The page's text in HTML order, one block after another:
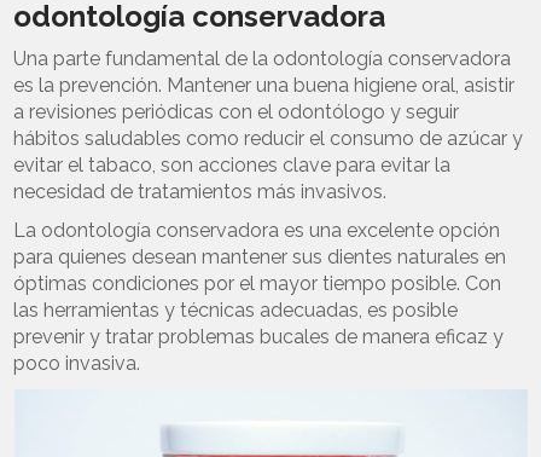
odontología conservadora
Una parte fundamental de la odontología conservadora
es la prevención. Mantener una buena higiene oral, asistir
a revisiones periódicas con el odontólogo y seguir
hábitos saludables como reducir el consumo de azúcar y
evitar el tabaco, son acciones clave para evitar la
necesidad de tratamientos más invasivos.
La odontología conservadora es una excelente opción
para quienes desean mantener sus dientes naturales en
óptimas condiciones por el mayor tiempo posible. Con
las herramientas y técnicas adecuadas, es posible
prevenir y tratar problemas bucales de manera eficaz y
poco invasiva.